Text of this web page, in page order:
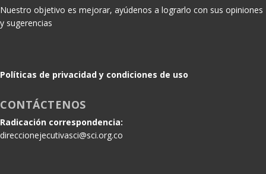
Nuestro objetivo es mejorar, ayúdenos a lograrlo con sus opiniones
y sugerencias
Políticas de privacidad y condiciones de uso
CONTÁCTENOS
Radicación correspondencia:
direccionejecutivasci@sci.org.co